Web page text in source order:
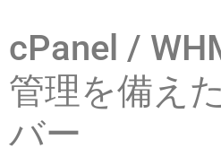
cPanel /
管理を備え
バー